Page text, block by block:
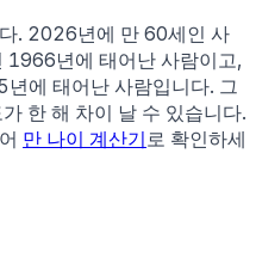
. 2026년에 만 60세인 사
1966년에 태어난 사람이고,
년에 태어난 사람입니다. 그
한 해 차이 날 수 있습니다.
만 나이 계산기로 확인하세